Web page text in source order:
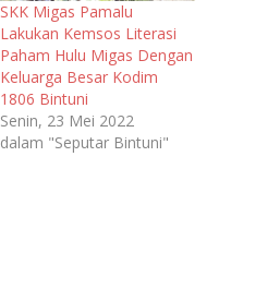
SKK Migas Pamalu
Lakukan Kemsos Literasi
Paham Hulu Migas Dengan
Keluarga Besar Kodim
1806 Bintuni
Senin, 23 Mei 2022
dalam "Seputar Bintuni"